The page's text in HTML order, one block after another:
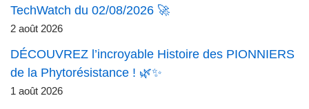
TechWatch du 02/08/2026 🚀
2 août 2026
DÉCOUVREZ l’incroyable Histoire des PIONNIERS
de la Phytorésistance ! 🌿✨
1 août 2026